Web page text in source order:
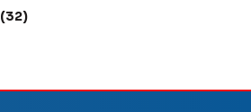
(32)